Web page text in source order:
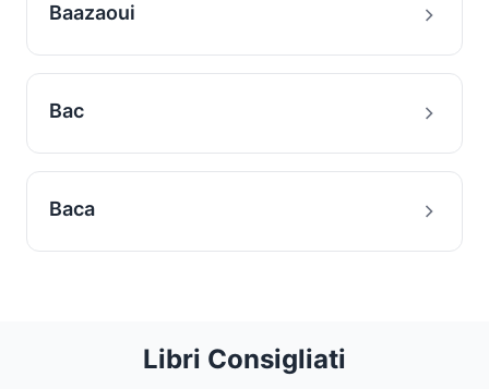
Baazaoui
Bac
Baca
Libri Consigliati